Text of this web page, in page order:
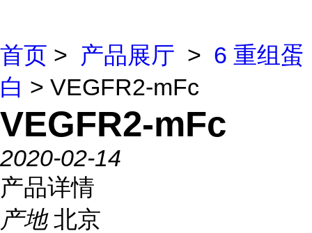
首页 > 产品展厅 > 6 重组蛋
白 > VEGFR2-mFc
VEGFR2-mFc
2020-02-14
产品详情
产地 北京